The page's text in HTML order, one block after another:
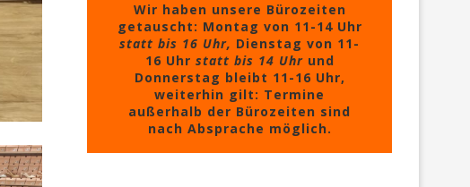
Wir haben unsere Bürozeiten
getauscht: Montag von 11-14 Uhr
statt bis 16 Uhr, Dienstag von 11-
16 Uhr statt bis 14 Uhrund
Donnerstag bleibt 11-16 Uhr,
weiterhin gilt: Termine
außerhalb der Bürozeiten sind
nach Absprache möglich.